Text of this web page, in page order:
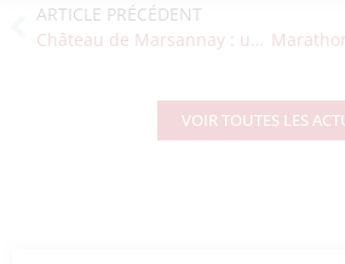
ARTICLE PRÉCÉDENT
Château de Marsannay : un domaine en conversion vers l’agriculture biologique
VOIR TOUTES LES